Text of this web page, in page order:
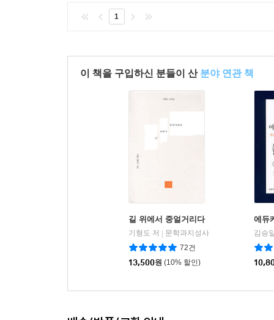
1
이 책을 구입하신 분들이 산 분야 연관 책
길 위에서 중얼거리다
기형도 저
문학과지성사
72건
13,500원 (10% 할인)
에듀
김승